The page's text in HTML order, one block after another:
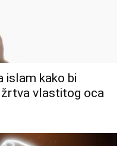
islam kako bi
vlastitog oca